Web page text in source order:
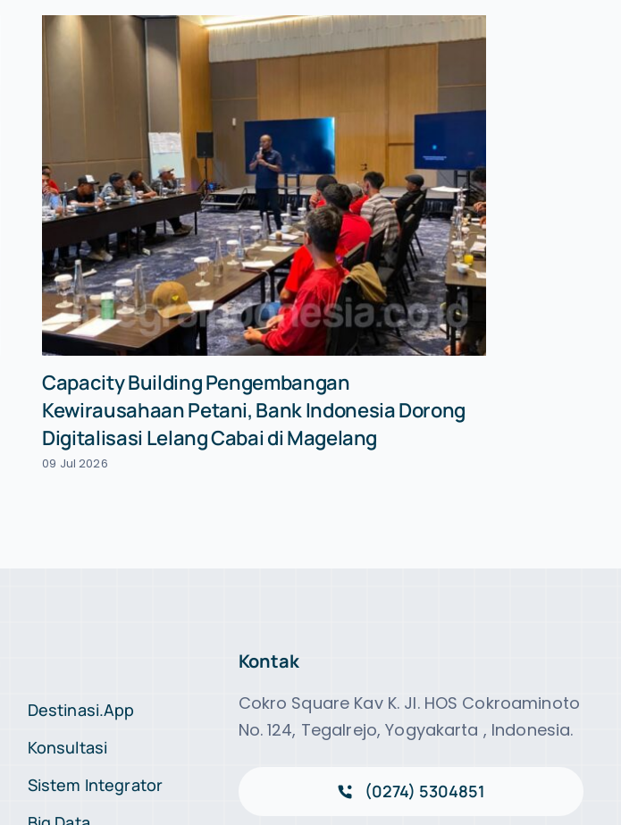
Capacity Building Pengembangan
Kewirausahaan Petani, Bank Indonesia Dorong
Digitalisasi Lelang Cabai di Magelang
09 Jul 2026
Destinasi.App
Konsultasi
Sistem Integrator
Kontak
Cokro Square Kav K. Jl. HOS Cokroaminoto
No. 124, Tegalrejo, Yogyakarta , Indonesia.
(0274) 5304851